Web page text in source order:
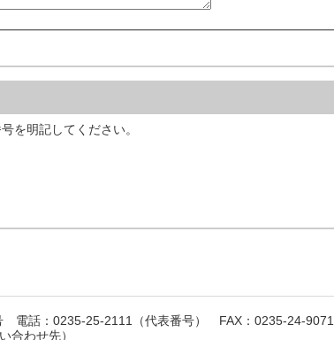
を明記してください。
電話：0235-25-2111（代表番号） FAX：0235-24-9071
合わせ先）